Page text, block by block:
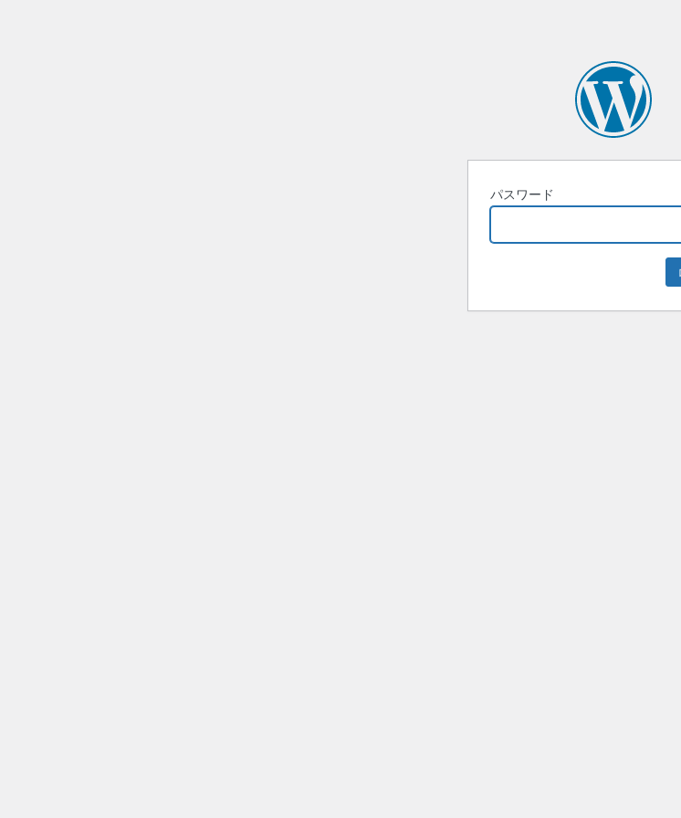
パスワード